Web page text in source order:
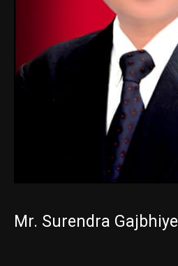
Mr. Surendra Gajbhiye